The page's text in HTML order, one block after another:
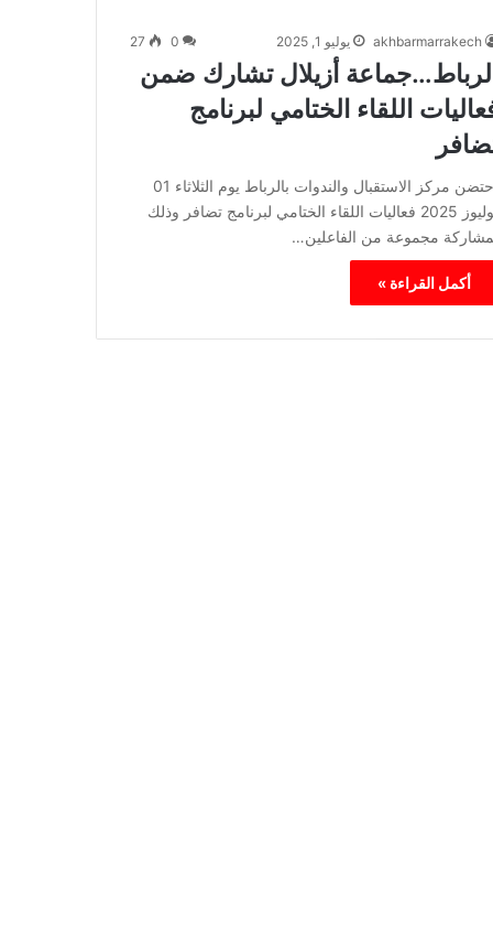
akhbarmarrakech يوليو 1, 2025 0
27
الرباط…جماعة أزيلال تشارك ضمن
اللقاء الختامي لبرنامج
احتضن مركز الاستقبال والندوات بالرباط يوم الثلاثاء 01
يوليوز 2025 فعاليات اللقاء الختامي لبرنامج تضافر وذلك
مجموعة من الفاعلين…
أكمل القراءة »